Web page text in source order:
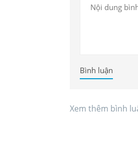
Bình luận
Xem thêm bình